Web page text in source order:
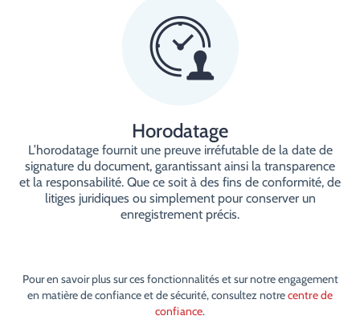
Horodatage
L’horodatage fournit une preuve irréfutable de la date de
signature du document, garantissant ainsi la transparence
et la responsabilité. Que ce soit à des fins de conformité, de
litiges juridiques ou simplement pour conserver un
enregistrement précis.
Pour en savoir plus sur ces fonctionnalités et sur notre engagement
en matière de confiance et de sécurité, consultez notrecentre de
confiance.